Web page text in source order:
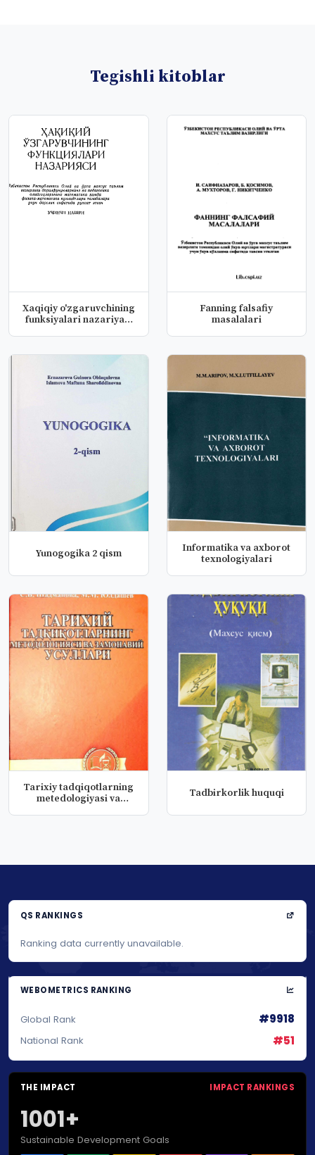
Tegishli kitoblar
Xaqiqiy o'zgaruvchining
funksiyalari nazariyasi
Fanning falsafiy
masalalari
Yunogogika 2 qism
Informatika va axborot
texnologiyalari
Tarixiy tadqiqotlarning
metedologiyasi va
Tadbirkorlik huquqi
QS RANKINGS
Ranking data currently unavailable.
WEBOMETRICS RANKING
Global Rank #9918
National Rank #51
THE IMPACT IMPACT RANKINGS
1001+
Sustainable Development Goals